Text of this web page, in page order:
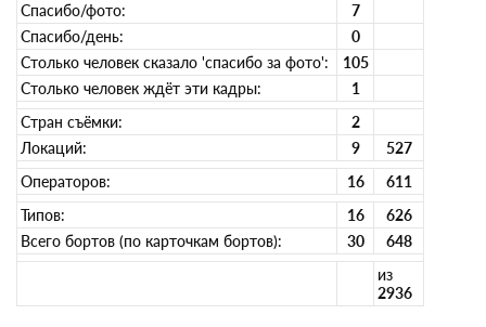
Спасибо/фото:
7
Спасибо/день:
0
Столько человек сказало 'спасибо за фото':
105
Столько человек ждёт эти кадры:
1
Стран съёмки:
2
Локаций:
9
527
Операторов:
16
611
Типов:
16
626
Всего бортов (по карточкам бортов):
30
648
из
2936